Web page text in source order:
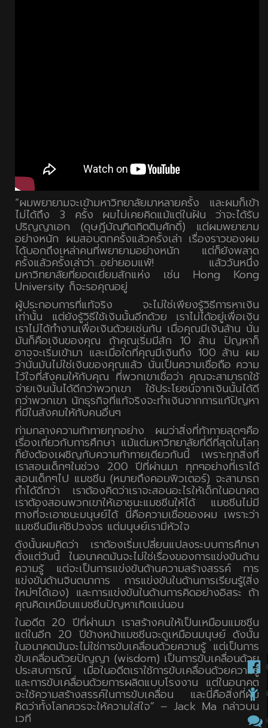
“ผมพยายามจะเข้ามหาวิทยาลัยมาหลายครั้ง และผมก็เข้า
ไม่ได้ถึง 3 ครั้ง ผมไม่เคยคิดแม้แต่ในฝัน ว่าจะได้รับ
ปริญญาเอก (ดุษฎีบัณฑิตกิตติมศักดิ์) แต่ผมพยายาม
อย่างหนัก ผมสอบตกครั้งแล้วครั้งเล่า เรื่องราวของผม
ได้บอกถึงเหล่าคนที่พยายามอย่างหนัก แต่ก็ยังพลาด
ครั้งแล้วครั้งเล่าว่า…อย่ายอมแพ้! แล้ววันหนึ่ง
มหาวิทยาลัยที่ยอดเยี่ยมสักแห่ง เช่น Hong Kong
University ก็จะรอคุณอยู่
ผู้ประกอบการที่แท้จริง จะไม่ใช่เพียงรู้วิธีการหาเงิน
เท่านั้น แต่ยังรู้วิธีใช้เงินนั้นอีกด้วย เราไม่ได้อยู่เพื่อเงิน
เราไม่ได้ทำงานเพื่อเงินด้วยเช่นกัน เมื่อคุณมีเงินล้าน นั่น
มันก็คือเงินของคุณ ถ้าคุณเริ่มมีสัก 10 ล้าน ปัญหาก็
อาจจะเริ่มเข้ามา และเมื่อใดที่คุณมีเงินถึง 100 ล้าน ผม
ว่านั่นมันไม่ใช่เงินของคุณแล้ว นั่นเป็นความเชื่อถือ ความ
ไว้ใจที่สังคมให้กับคุณ ที่พวกเขาเชื่อว่า คุณจะสามารถใช้
จ่ายเงินนั้นได้ดีกว่าพวกเขา ใช้ประโยชน์จากเงินนั้นได้ดี
กว่าพวกเขา นักธุรกิจที่แท้จริงจะทำเงินจากการแก้ปัญหา
ที่มีในสังคมให้กับคนอื่นๆ
ท่ามกลางความท้าทายทุกอย่าง ผมว่าสิ่งที่ท้าทายสุดๆคือ
เรื่องเกี่ยวกับการศึกษา แม้แต่มหาวิทยาลัยที่ดีที่สุดในโลก
ก็ยังต้องเผชิญกับความท้าทายเดียวกันนี้ เพราะทุกสิ่งที่
เราสอนเด็กๆในช่วง 200 ปีที่ผ่านมา ทุกๆอย่างที่เราได้
สอนเด็กๆไป แมชชีน (หมายถึงคอมพิวเตอร์) จะสามารถ
ทำได้ดีกว่า เราต้องคิดว่าเราจะสอนอะไรให้เด็กในอนาคต
เราต้องสอนพวกเขาให้เอาชนะแมชชีนให้ได้ แมชชีนไม่มี
ทางที่จะเอาชนะมนุษย์ได้ นี่คือความเชื่อของผม เพราะว่า
แมชชีนมีแค่ชิปวงจร แต่มนุษย์เรามีหัวใจ
ดังนั้นผมคิดว่า เราต้องเริ่มเปลี่ยนแปลงระบบการศึกษา
ตั้งแต่วันนี้ ในอนาคตมันจะไม่ใช่เรื่องของการแข่งขันด้าน
ความรู้ แต่จะเป็นการแข่งขันด้านความสร้างสรรค์ การ
แข่งขันด้านจินตนาการ การแข่งขันในด้านการเรียนรู้(สิ่ง
ใหม่ๆได้เอง) และการแข่งขันในด้านการคิดอย่างอิสระ ถ้า
คุณคิดเหมือนแมชชีนปัญหาเกิดแน่นอน
ในอดีต 20 ปีที่ผ่านมา เราสร้างคนให้เป็นเหมือนแมชชีน
แต่ในอีก 20 ปีข้างหน้าแมชชีนจะดูเหมือนมนุษย์ ดังนั้น
ในอนาคตมันจะไม่ใช่การขับเคลื่อนด้วยความรู้ แต่เป็นการ
ขับเคลื่อนด้วยปัญญา (wisdom) เป็นการขับเคลื่อนด้วย
ประสบการณ์ เมื่อในอดีตเราใช้การขับเคลื่อนด้วยความรู้
และการขับเคลื่อนด้วยการผลิตแบบโรงงาน แต่ในอนาคต
จะใช้ความสร้างสรรค์ในการขับเคลื่อน และนี่คือสิ่งที่ผม
คิดว่าทั้งโลกควรจะให้ความใส่ใจ” – Jack Ma กล่าวบน
เวที